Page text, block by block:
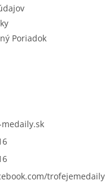
Poriadok
trofejemedaily